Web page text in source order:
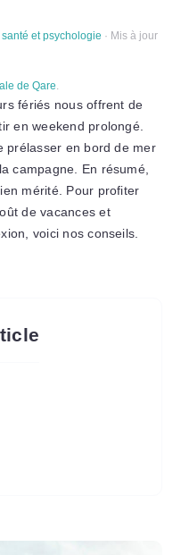
et psychologie · Mis à jour
de Qare.
fériés nous offrent de
en weekend prolongé.
prélasser en bord de mer
campagne. En résumé,
mérité. Pour profiter
de vacances et
voici nos conseils.